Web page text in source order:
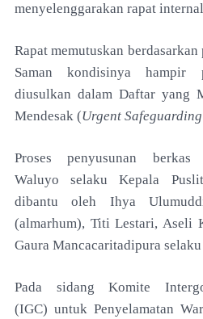
menyelenggarakan rapat
Rapat memutuskan
Saman kondisinya hampir
diusulkan dalam Daftar yang
Mendesak (Urgent
Proses penyusunan
Waluyoselaku Kepala
dibantuoleh Ihya
(almarhum), Titi Lestari, Aseli
Gaura Mancacaritadipura
Pada sidang Komite
(IGC) untuk Penyelamatan